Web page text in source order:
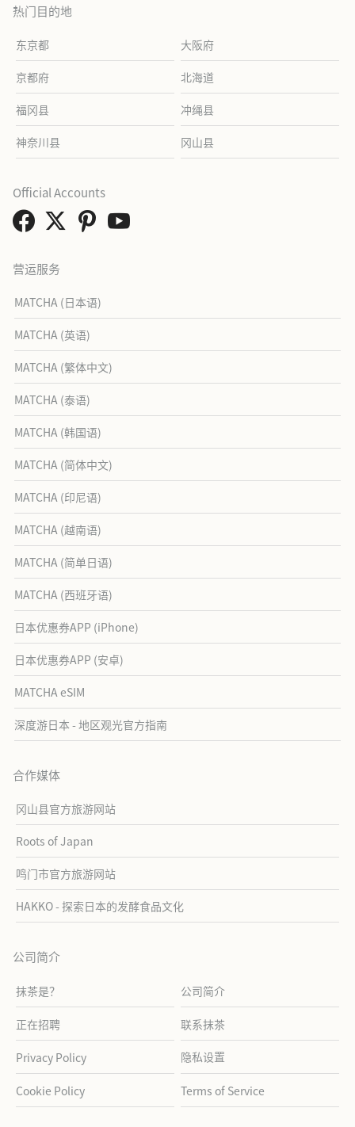
热门目的地
东京都 大阪府
京都府 北海道
福冈县 冲绳县
神奈川县 冈山县
营运服务
MATCHA (日本语)
MATCHA (英语)
MATCHA (繁体中文)
MATCHA (泰语)
MATCHA (韩国语)
MATCHA (简体中文)
MATCHA (印尼语)
MATCHA (越南语)
MATCHA (简单日语)
MATCHA (西班牙语)
日本优惠券APP (iPhone)
日本优惠券APP (安卓)
MATCHA eSIM
深度游日本 - 地区观光官方指南
合作媒体
冈山县官方旅游网站
Roots of Japan
鸣门市官方旅游网站
HAKKO - 探索日本的发酵食品文化
公司简介
抹茶是？ 公司简介
正在招聘 联系抹茶
Privacy Policy 隐私设置
Cookie Policy Terms of Service
Official Accounts